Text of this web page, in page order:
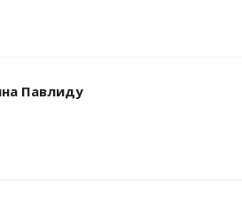
Павлиду